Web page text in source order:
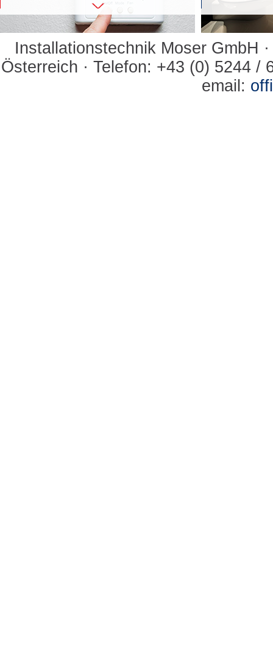
Installationstechnik Moser GmbH
Österreich · Telefon: +43 (0) 5244 /
email: